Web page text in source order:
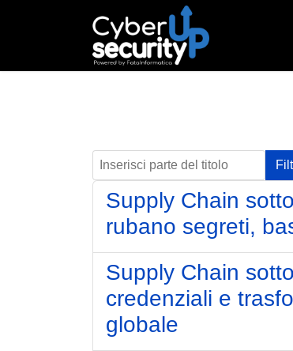
Inserisci parte del titolo
Supply Chain
rubano segreti,
Supply Chain
credenziali e
globale